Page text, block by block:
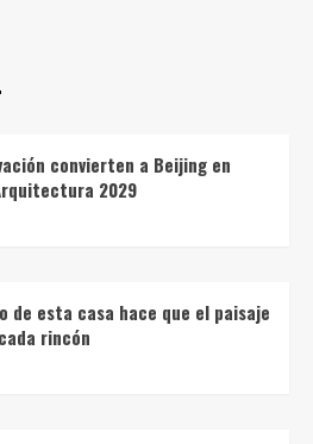
convierten a Beijing en
2029
de esta casa hace que el paisaje
rincón